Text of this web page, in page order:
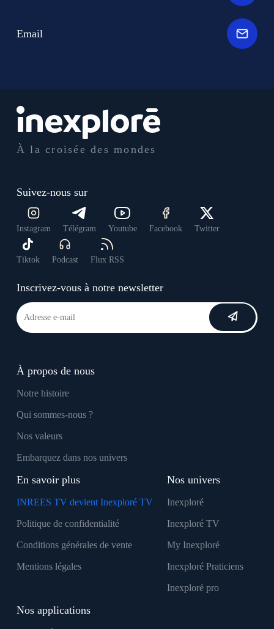
À la croisée des mondes
Suivez-nous sur
Instagram Télégram Youtube Facebook Twitter
Tiktok Podcast Flux RSS
Inscrivez-vous à notre newsletter
À propos de nous
Notre histoire
Qui sommes-nous ?
Nos valeurs
Embarquez dans nos univers
En savoir plus
INREES TV devient Inexploré TV
Politique de confidentialité
Conditions générales de vente
Mentions légales
Nos univers
Inexploré
Inexploré TV
My Inexploré
Inexploré Praticiens
Inexploré pro
Nos applications
Email